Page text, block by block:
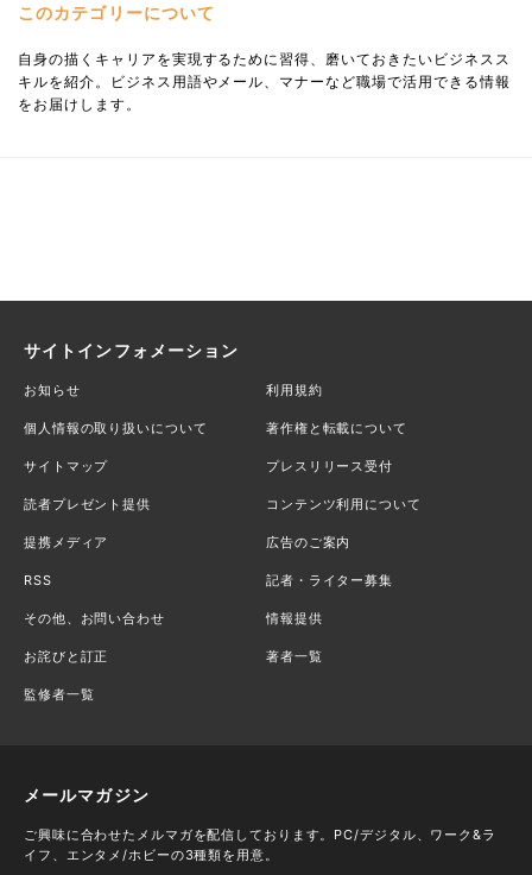
このカテゴリーについて
自身の描くキャリアを実現するために習得、磨いておきたいビジネスス
キルを紹介。ビジネス用語やメール、マナーなど職場で活用できる情報
をお届けします。
サイトインフォメーション
お知らせ 利用規約
個人情報の取り扱いについて 著作権と転載について
サイトマップ プレスリリース受付
読者プレゼント提供 コンテンツ利用について
提携メディア 広告のご案内
RSS 記者・ライター募集
その他、お問い合わせ 情報提供
お詫びと訂正 著者一覧
監修者一覧
メールマガジン
ご興味に合わせたメルマガを配信しております。PC/デジタル、ワーク&ラ
イフ、エンタメ/ホビーの3種類を用意。